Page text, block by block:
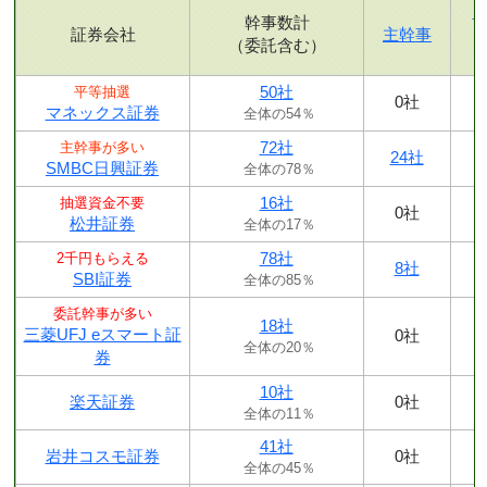
証券会社
幹事数計
（委託含む）
主幹事
平等抽選
マネックス証券
50社
全体の54％
0社
主幹事が多い
SMBC日興証券
72社
全体の78％
24社
抽選資金不要
松井証券
16社
全体の17％
0社
2千円もらえる
SBI証券
78社
全体の85％
8社
委託幹事が多い
三菱UFJ eスマート証
券
18社
全体の20％
0社
楽天証券
10社
全体の11％
0社
岩井コスモ証券
41社
全体の45％
0社